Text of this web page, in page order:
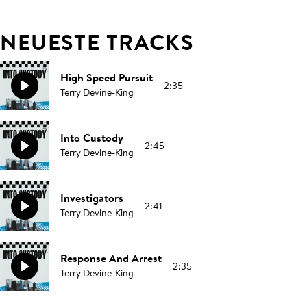
NEUESTE TRACKS
High Speed Pursuit
Terry Devine-King 2:35
Into Custody
Terry Devine-King 2:45
Investigators
Terry Devine-King 2:41
Response And Arrest
Terry Devine-King 2:35